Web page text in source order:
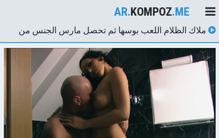
AR.KOMPOZ.ME
ملاك الظلام اللعب بوسها ثم تحصل مارس الجنس من
قبل EUFRAT